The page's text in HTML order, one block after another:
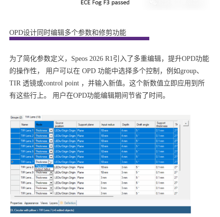
OPD设计同时编辑多个参数和修剪功能
为了简化参数定义，Speos 2026 R1引入了多重编辑，提升OPD功能
的操作性， 用户可以在 OPD 功能中选择多个控制，例如group、
TIR 透镜或control point ，并输入新值。这个新数值立即应用到所
有这些行上。 用户在OPD功能编辑期间节省了时间。